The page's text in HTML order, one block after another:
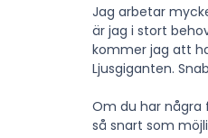
Jag arbetar
är jag i stort
kommer jag att
Ljusgiganten.
Om du har några
så snart som